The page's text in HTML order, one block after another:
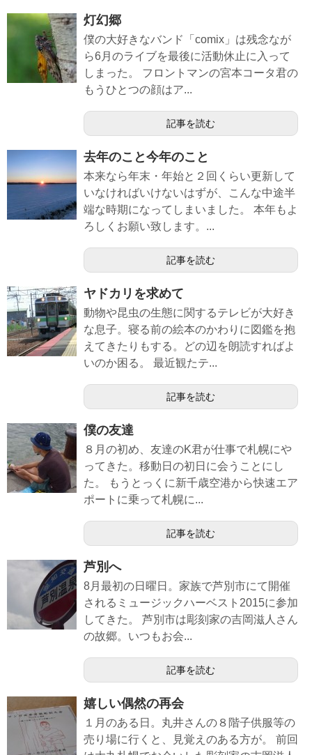
灯幻郷
僕の大好きなバンド「comix」は残念なが
ら6月のライブを最後に活動休止に入って
しまった。 フロントマンの宮本コータ君の
もうひとつの顔はア...
記事を読む
去年のこと今年のこと
本来なら年末・年始と２回くらい更新して
いなければいけないはずが、こんな中途半
端な時期になってしまいました。 本年もよ
ろしくお願い致します。...
記事を読む
ヤドカリを求めて
動物や昆虫の生態に関するテレビが大好き
な息子。寝る前の絵本のかわりに図鑑を抱
えてきたりもする。どの辺を朗読すればよ
いのか困る。 最近観たテ...
記事を読む
僕の友達
８月の初め、友達のK君が仕事で札幌にや
ってきた。移動日の初日に会うことにし
た。 もうとっくに新千歳空港から快速エア
ポートに乗って札幌に...
記事を読む
芦別へ
8月最初の日曜日。家族で芦別市にて開催
されるミュージックハーベスト2015に参加
してきた。 芦別市は彫刻家の吉岡滋人さん
の故郷。いつもお会...
記事を読む
嬉しい偶然の再会
１月のある日。丸井さんの８階子供服等の
売り場に行くと、見覚えのある方が。 前回